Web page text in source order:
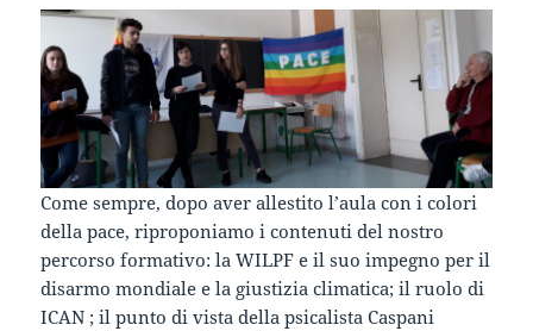
Come sempre, dopo aver allestito l’aula con i colori
della pace, riproponiamo i contenuti del nostro
percorso formativo: la WILPF e il suo impegno per il
disarmo mondiale e la giustizia climatica; il ruolo di
ICAN ; il punto di vista della psicalista Caspani